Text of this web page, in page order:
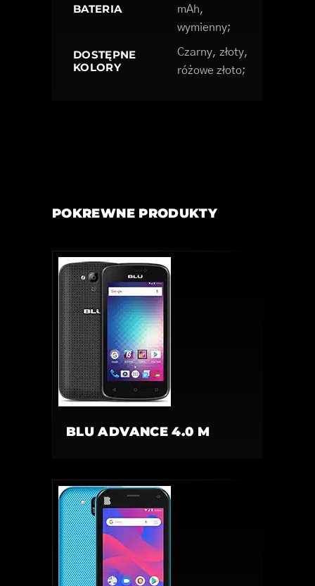
BATERIA
mAh,
wymienny;
DOSTĘPNE
KOLORY
Czarny, złoty,
różowe złoto;
POKREWNE PRODUKTY
BLU ADVANCE 4.0 M